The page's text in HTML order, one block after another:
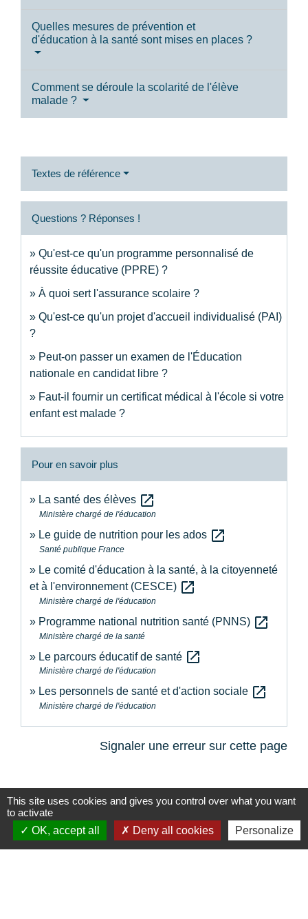
Quelles mesures de prévention et
d'éducation à la santé sont mises en places ?
Comment se déroule la scolarité de l'élève
malade ?
Textes de référence
Questions ? Réponses !
Qu'est-ce qu'un programme personnalisé de
réussite éducative (PPRE) ?
À quoi sert l'assurance scolaire ?
Qu'est-ce qu'un projet d'accueil individualisé (PAI)
?
Peut-on passer un examen de l'Éducation
nationale en candidat libre ?
Faut-il fournir un certificat médical à l'école si votre
enfant est malade ?
Pour en savoir plus
La santé des élèves open_in_new
Ministère chargé de l'éducation
Le guide de nutrition pour les ados open_in_new
Santé publique France
Le comité d'éducation à la santé, à la citoyenneté
et à l'environnement (CESCE) open_in_new
Ministère chargé de l'éducation
Programme national nutrition santé (PNNS) open_in_new
Ministère chargé de la santé
Le parcours éducatif de santé open_in_new
Ministère chargé de l'éducation
Les personnels de santé et d'action sociale open_in_new
Ministère chargé de l'éducation
Signaler une erreur sur cette page
Contacts
This site uses cookies and gives you control over what you want
to activate
OK, accept all
Deny all cookies Personalize